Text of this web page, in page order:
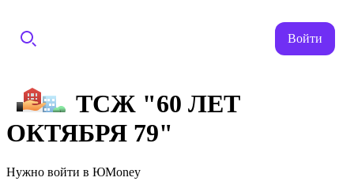
Войти
ТСЖ "60 ЛЕТ
ОКТЯБРЯ 79"
Нужно войти в ЮMoney